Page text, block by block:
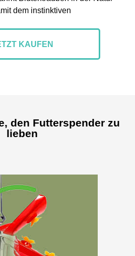
dem instinktiven
KAUFEN
den Futterspender zu
lieben